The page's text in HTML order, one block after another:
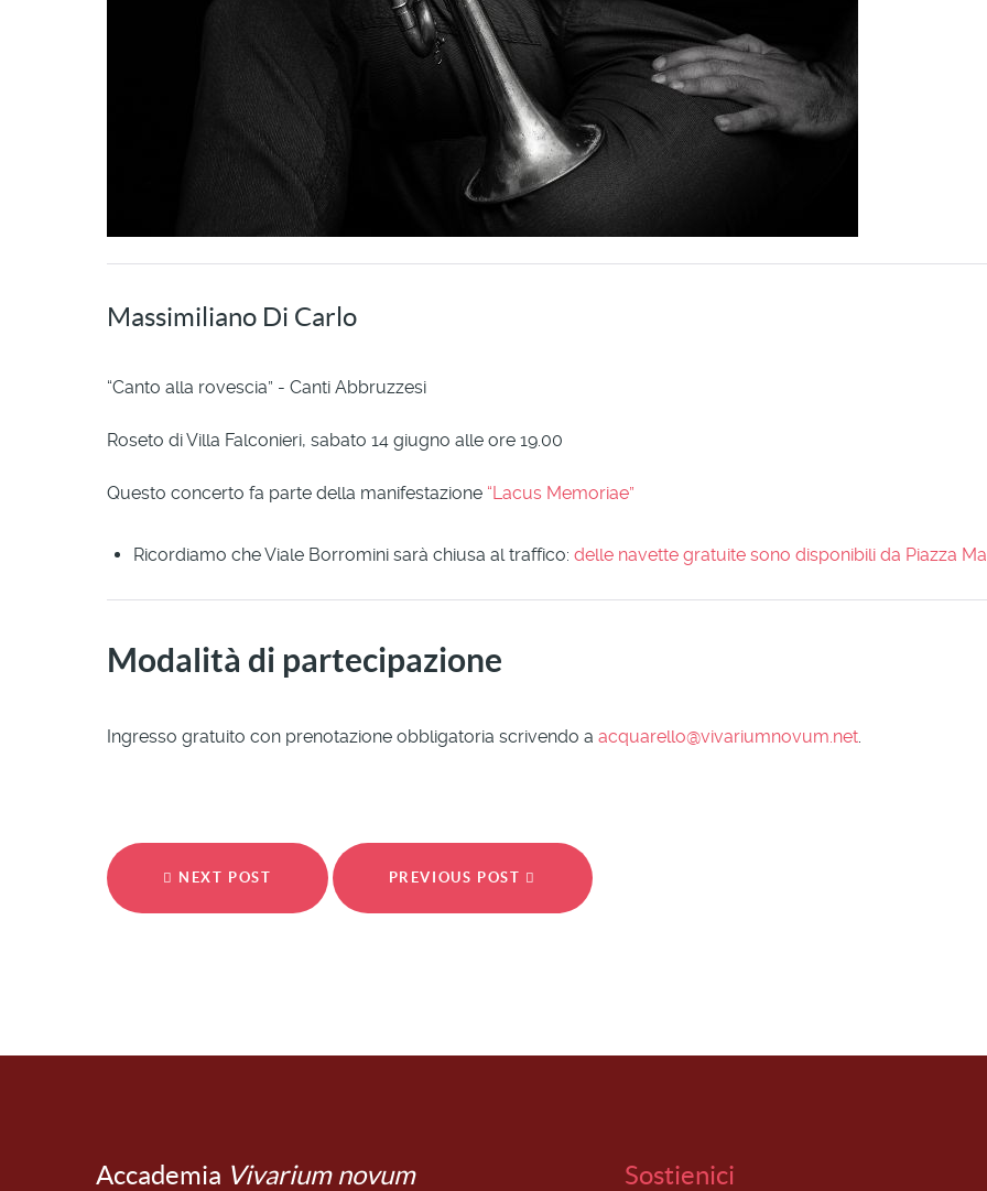
Massimiliano Di Carlo
“Canto alla rovescia” - Canti Abbruzzesi
Roseto di Villa Falconieri, sabato 14 giugno alle ore 19.00
Questo concerto fa parte della manifestazione “Lacus Memoriae”
Ricordiamo che Viale Borromini sarà chiusa al traffico: delle navette gratuite sono disponibili da Piazza
Modalità di partecipazione
Ingresso gratuito con prenotazione obbligatoria scrivendo a acquarello@vivariumnovum.net.
NEXT POST PREVIOUS POST
Accademia Vivarium novum Sostienici